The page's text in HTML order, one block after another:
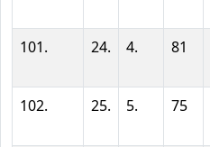
101. 24. 4. 81
102. 25. 5. 75